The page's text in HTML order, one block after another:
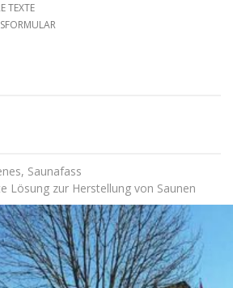
TEXTE
, Saunafass
Lösung zur Herstellung von Saunen